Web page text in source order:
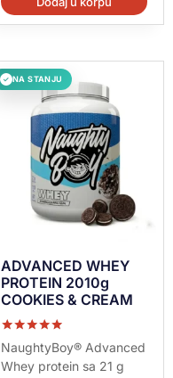
✓ NA STANJU
ADVANCED WHEY
PROTEIN 2010g
COOKIES & CREAM
Ocenjeno sa
5.00
od 5
NaughtyBoy® Advanced
Whey protein sa 21 g